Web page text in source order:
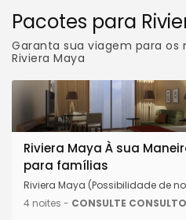
Pacotes para
Garanta sua viagem para os
Riviera Maya
Riviera Maya À sua
para famílias
Riviera Maya (Possibilidade de
4 noites - CONSULTE